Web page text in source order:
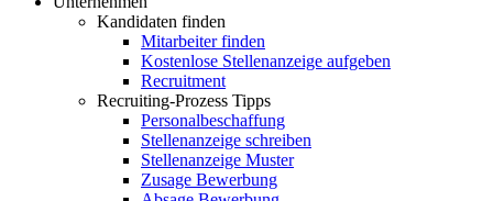
Kandidaten finden
Mitarbeiter finden
Kostenlose Stellenanzeige aufgeben
Recruitment
Recruiting-Prozess Tipps
Personalbeschaffung
Stellenanzeige schreiben
Stellenanzeige Muster
Zusage Bewerbung